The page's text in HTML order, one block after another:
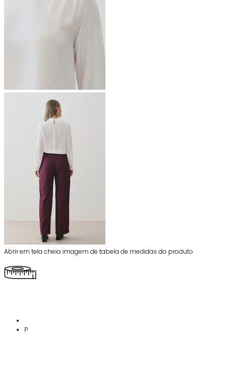
Abrir em tela cheia imagem de tabela de medidas do produto
P